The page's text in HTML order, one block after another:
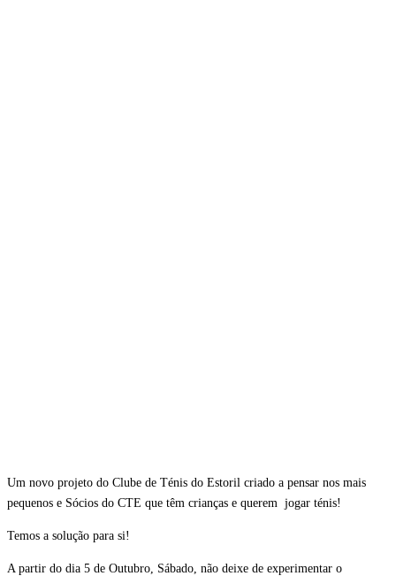
Um novo projeto do Clube de Ténis do Estoril criado a pensar nos mais
pequenos e Sócios do CTE que têm crianças e querem jogar ténis!
Temos a solução para si!
A partir do dia 5 de Outubro, Sábado, não deixe de experimentar o